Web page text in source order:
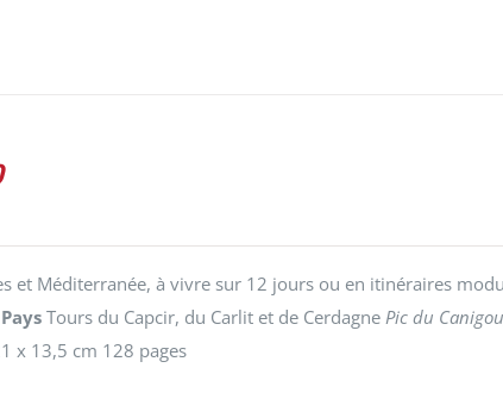
et Méditerranée, à vivre sur 12 jours ou en itinéraires
Tours du Capcir, du Carlit et de CerdagnePic du
x 13,5 cm 128 pages